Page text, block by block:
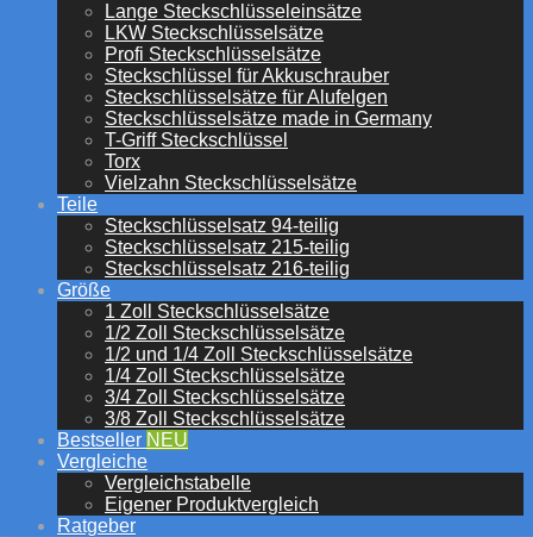
Lange Steckschlüsseleinsätze
LKW Steckschlüsselsätze
Profi Steckschlüsselsätze
Steckschlüssel für Akkuschrauber
Steckschlüsselsätze für Alufelgen
Steckschlüsselsätze made in Germany
T-Griff Steckschlüssel
Torx
Vielzahn Steckschlüsselsätze
Teile
Steckschlüsselsatz 94-teilig
Steckschlüsselsatz 215-teilig
Steckschlüsselsatz 216-teilig
Größe
1 Zoll Steckschlüsselsätze
1/2 Zoll Steckschlüsselsätze
1/2 und 1/4 Zoll Steckschlüsselsätze
1/4 Zoll Steckschlüsselsätze
3/4 Zoll Steckschlüsselsätze
3/8 Zoll Steckschlüsselsätze
Bestseller NEU
Vergleiche
Vergleichstabelle
Eigener Produktvergleich
Ratgeber